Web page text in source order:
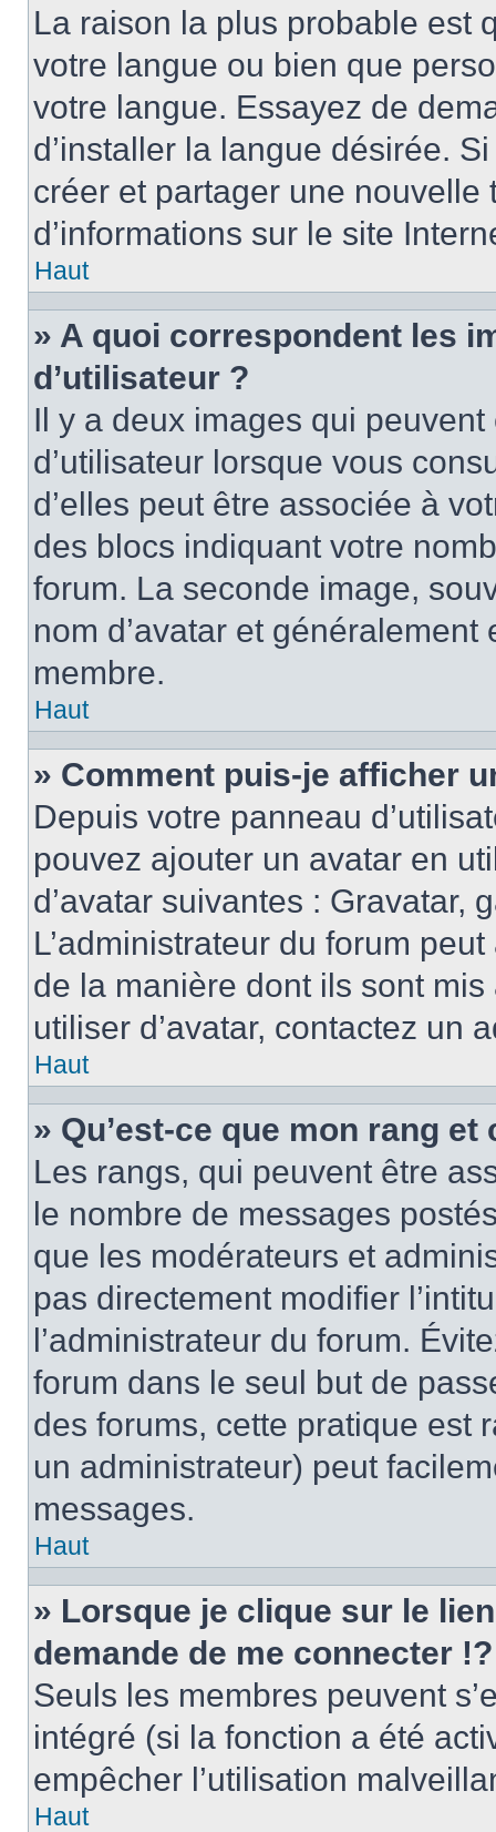
La raison la plus probable est
votre langue ou bien que
votre langue. Essayez de
d’installer la langue désirée.
créer et partager une
d’informations sur le site
Haut
» A quoi correspondent les
d’utilisateur ?
Il y a deux images qui
d’utilisateur lorsque vous
d’elles peut être associée à
des blocs indiquant votre
forum. La seconde image,
nom d’avatar et
membre.
Haut
» Comment puis-je afficher
Depuis votre panneau
pouvez ajouter un avatar en
d’avatar suivantes : Gravatar,
L’administrateur du forum
de la manière dont ils sont
utiliser d’avatar, contactez un
Haut
» Qu’est-ce que mon rang
Les rangs, qui peuvent être
le nombre de messages
que les modérateurs et
pas directement modifier
l’administrateur du forum.
forum dans le seul but de
des forums, cette pratique est
un administrateur) peut
messages.
Haut
» Lorsque je clique sur le
demande de me connecter !?
Seuls les membres peuvent
intégré (si la fonction a été
empêcher l’utilisation
Haut